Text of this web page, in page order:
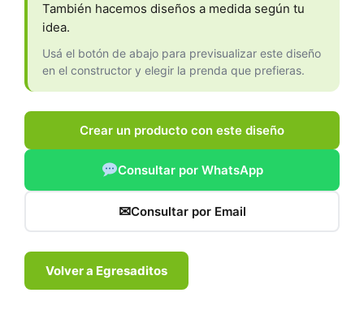
También hacemos diseños a medida según tu
idea.
Usá el botón de abajo para previsualizar este diseño
en el constructor y elegir la prenda que prefieras.
Crear un producto con este diseño
Consultar por WhatsApp
✉Consultar por Email
Volver a Egresaditos